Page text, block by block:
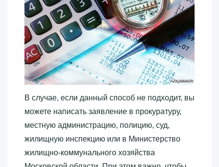
В случае, если данный способ не подходит, вы
можете написать заявление в прокуратуру,
местную администрацию, полицию, суд,
жилищную инспекцию или в Министерство
жилищно-коммунального хозяйства